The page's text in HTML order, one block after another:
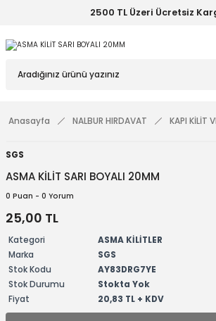
2500 TL Üzeri Ücretsiz
Anasayfa NALBUR HIRDAVAT KAPI KİLİT
SGS
ASMA KİLİT SARI BOYALI 20MM
0 Puan - 0 Yorum
25,00 TL
Kategori
ASMA KİLİTLER
Marka
SGS
Stok Kodu
AY83DRG7YE
Stok Durumu
Stokta Yok
Fiyat
20,83 TL + KDV